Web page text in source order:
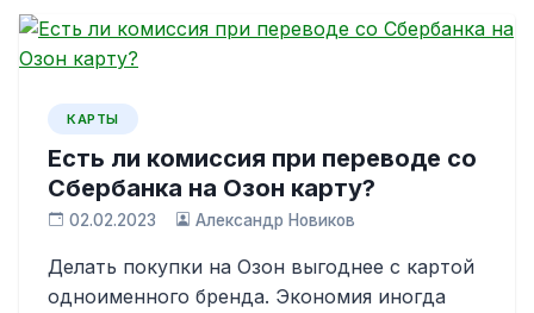
КАРТЫ
Есть ли комиссия при переводе со
Сбербанка на Озон карту?
02.02.2023 Александр Новиков
Делать покупки на Озон выгоднее с картой
одноименного бренда. Экономия иногда